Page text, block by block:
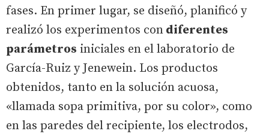
fases. En primer lugar, se diseñó, planificó y
realizó los experimentos con diferentes
parámetros iniciales en el laboratorio de
García-Ruiz y Jenewein. Los productos
obtenidos, tanto en la solución acuosa,
«llamada sopa primitiva, por su color», como
en las paredes del recipiente, los electrodos,